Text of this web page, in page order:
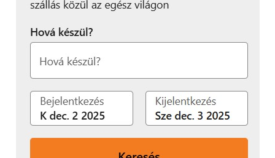
technológia valóban
közelebb hoz bennünket
előnye, hogy hívás nélkül
is azonnal kapcsolatba
tudunk lépni másokkal.”